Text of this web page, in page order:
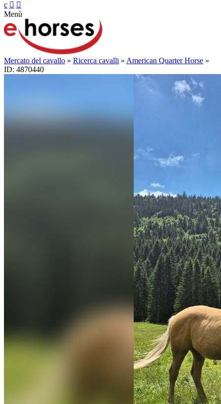
c  
Menù
Mercato del cavallo » Ricerca cavalli » American Quarter Horse »
ID: 4870440